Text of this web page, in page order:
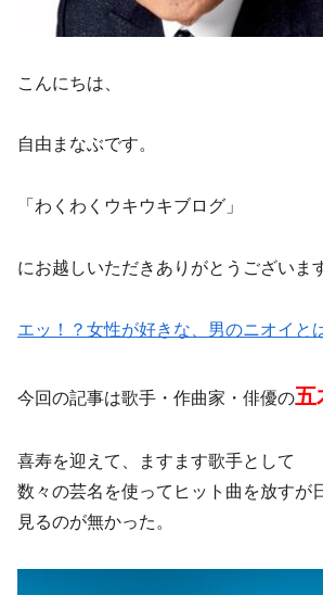
こんにちは、
自由まなぶです。
「わくわくウキウキブログ」
にお越しいただきありがとうございま
エッ！？女性が好きな、男のニオイと
今回の記事は歌手・作曲家・俳優の五
喜寿を迎えて、ますます歌手として
数々の芸名を使ってヒット曲を放すが
見るのが無かった。